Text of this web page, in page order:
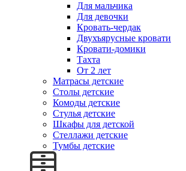
Для мальчика
Для девочки
Кровать-чердак
Двухъярусные кровати
Кровати-домики
Тахта
От 2 лет
Матрасы детские
Столы детские
Комоды детские
Стулья детские
Шкафы для детской
Стеллажи детские
Тумбы детские